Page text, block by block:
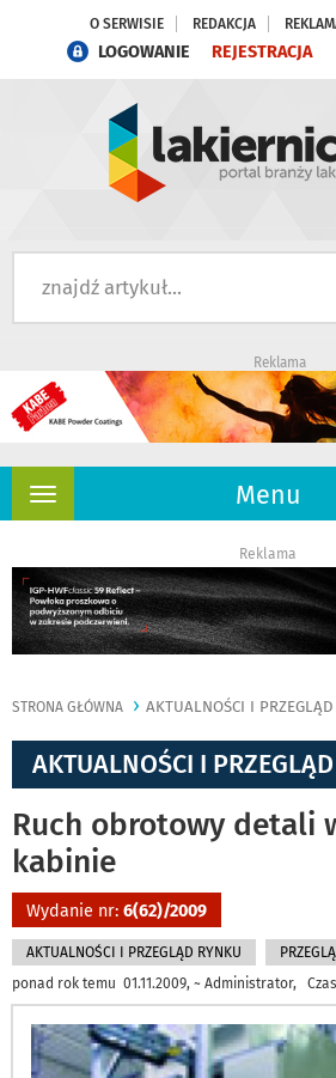
O SERWISIE REDAKCJA
LOGOWANIE REJESTRACJA
Reklama
Menu
Rozwiń
Reklama
STRONA GŁÓWNA AKTUALNOŚCI I
AKTUALNOŚCI I
Ruch obrotowy detali
kabinie
Wydanie nr: 6(62)/2009
AKTUALNOŚCI I PRZEGLĄD RYNKU
ponad rok temu 01.11.2009, ~ Administrator,